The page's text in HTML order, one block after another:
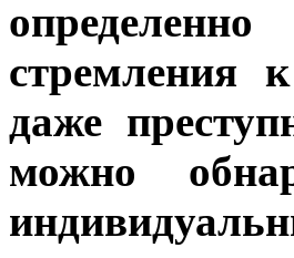
стремления
даже
можно